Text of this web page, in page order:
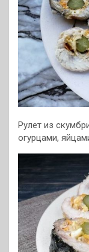
Рулет из
огурцами,